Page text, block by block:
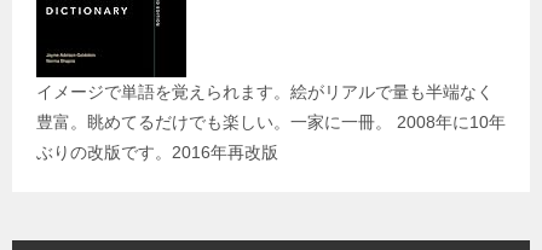
イメージで単語を覚えられます。絵がリアルで量も半端なく
豊富。眺めてるだけでも楽しい。一家に一冊。 2008年に10年
ぶりの改版です。2016年再改版